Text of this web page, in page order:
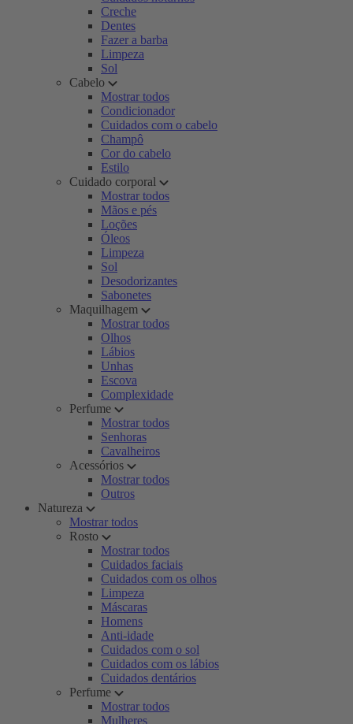
Creche
Dentes
Fazer a barba
Limpeza
Sol
Cabelo
Mostrar todos
Condicionador
Cuidados com o cabelo
Champô
Cor do cabelo
Estilo
Cuidado corporal
Mostrar todos
Mãos e pés
Loções
Óleos
Limpeza
Sol
Desodorizantes
Sabonetes
Maquilhagem
Mostrar todos
Olhos
Lábios
Unhas
Escova
Complexidade
Perfume
Mostrar todos
Senhoras
Cavalheiros
Acessórios
Mostrar todos
Outros
Natureza
Mostrar todos
Rosto
Mostrar todos
Cuidados faciais
Cuidados com os olhos
Limpeza
Máscaras
Homens
Anti-idade
Cuidados com o sol
Cuidados com os lábios
Cuidados dentários
Perfume
Mostrar todos
Mulheres